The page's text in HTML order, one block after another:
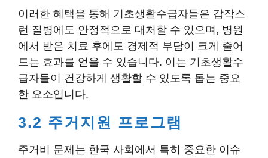
이러한 혜택을 통해 기초생활수급자들은 갑작스
런 질병에도 안정적으로 대처할 수 있으며, 병원
에서 받은 치료 후에도 경제적 부담이 크게 줄어
드는 효과를 얻을 수 있습니다. 이는 기초생활수
급자들이 건강하게 생활할 수 있도록 돕는 중요
한 요소입니다.
3.2 주거지원 프로그램
주거비 문제는 한국 사회에서 특히 중요한 이슈